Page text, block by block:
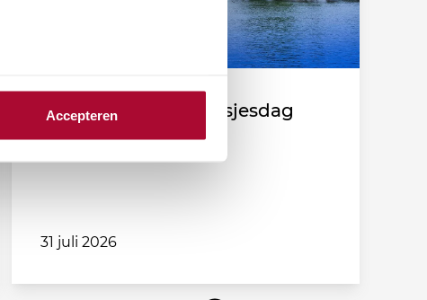
Accepteren
Fiscale duiding Prinsjesdag
2026
31 juli 2026